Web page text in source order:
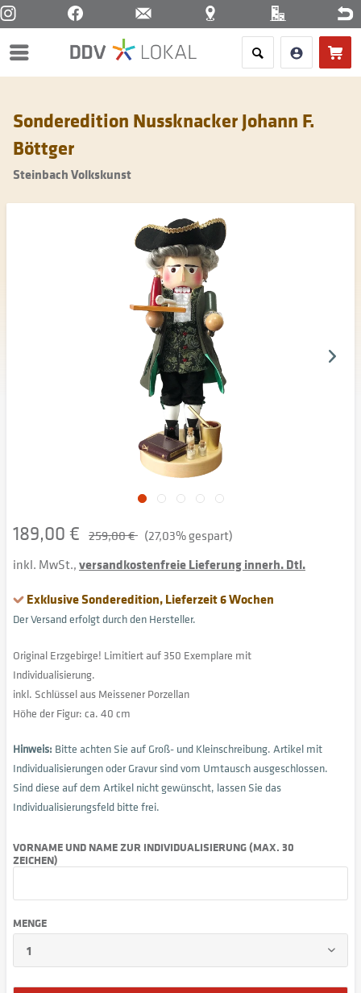
Menü
Sonderedition Nussknacker Johann F.
Böttger
Steinbach Volkskunst
189,00 € 259,00 € (27,03% gespart)
inkl. MwSt.,versandkostenfreie Lieferung innerh. Dtl.
Exklusive Sonderedition, Lieferzeit 6 Wochen
Der Versand erfolgt durch den Hersteller.
Original Erzgebirge! Limitiert auf 350 Exemplare mit
Individualisierung.
inkl. Schlüssel aus Meissener Porzellan
Höhe der Figur: ca. 40 cm
Hinweis: Bitte achten Sie auf Groß- und Kleinschreibung. Artikel mit
Individualisierungen oder Gravur sind vom Umtausch ausgeschlossen.
Sind diese auf dem Artikel nicht gewünscht, lassen Sie das
Individualisierungsfeld bitte frei.
VORNAME UND NAME ZUR INDIVIDUALISIERUNG (MAX. 30
ZEICHEN)
MENGE